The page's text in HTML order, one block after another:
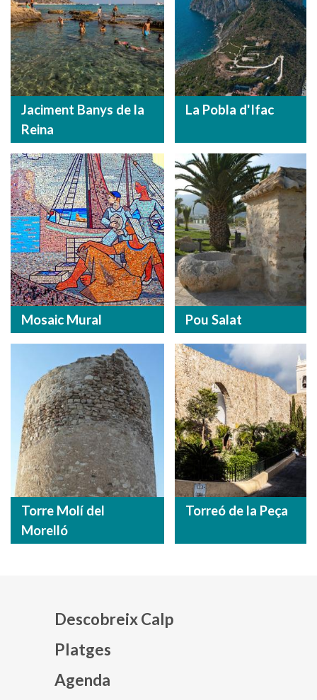
Jaciment Banys de la
Reina
La Pobla d'Ifac
Mosaic Mural Pou Salat
Torre Molí del
Morelló
Torreó de la Peça
Descobreix Calp
Platges
Agenda